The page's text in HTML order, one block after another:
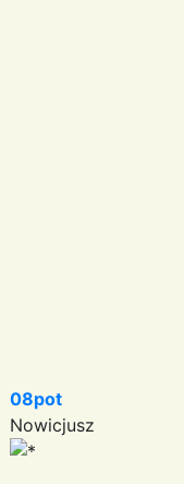
08pot
Nowicjusz